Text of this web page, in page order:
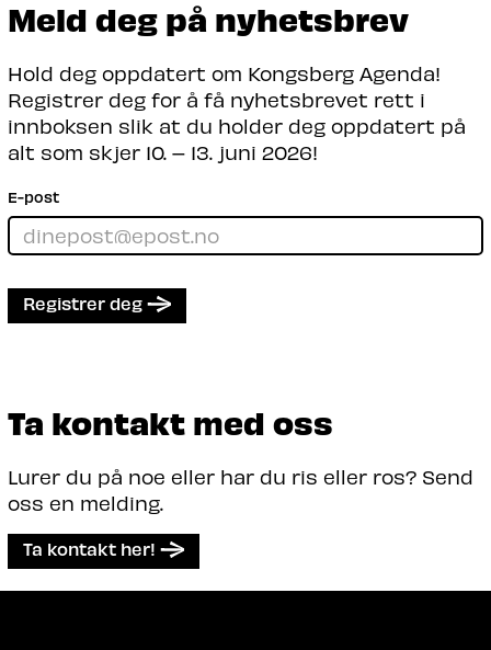
Les mer
Meld deg på nyhetsbrev
Hold deg oppdatert om Kongsberg Agenda!
Registrer deg for å få nyhetsbrevet rett i
innboksen slik at du holder deg oppdatert på
alt som skjer 10. – 13. juni 2026!
E-post
Registrer deg
Ta kontakt med oss
Lurer du på noe eller har du ris eller ros? Send
oss en melding.
Ta kontakt her!